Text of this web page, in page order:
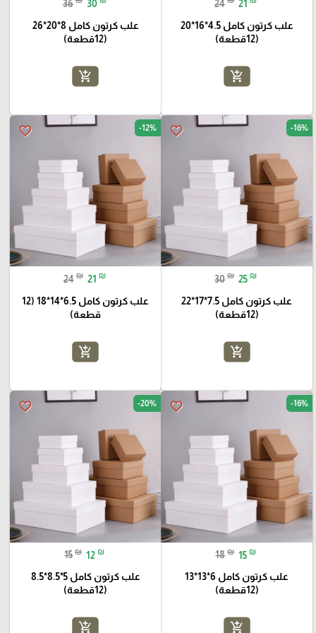
24 21
علب كرتون كامل 4.5*16*20
(12قطعة)
add_shopping_cart
36 30
علب كرتون كامل 8*20*26
(12قطعة)
add_shopping_cart
favorite_border -16%
30 ₪ 25 ₪
علب كرتون كامل 7.5*17*22
(12قطعة)
add_shopping_cart
favorite_border -12%
24 ₪ 21 ₪
علب كرتون كامل 6.5*14*18 (12
قطعة)
add_shopping_cart
favorite_border -16%
18 ₪ 15 ₪
علب كرتون كامل 6*13*13
(12قطعة)
add_shopping_cart
favorite_border -20%
15 ₪ 12 ₪
علب كرتون كامل 5*8.5*8.5
(12قطعة)
add_shopping_cart